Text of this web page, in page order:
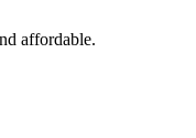
affordable.